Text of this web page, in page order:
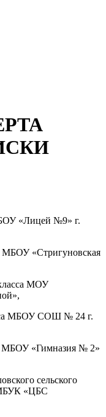
«Лицей №9» г.
МБОУ «Стригуновская
МОУ
МБОУ СОШ № 24 г.
МБОУ «Гимназия № 2»
сельского
«ЦБС